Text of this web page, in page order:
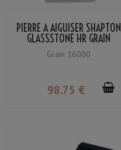
PIERRE À AIGUISER SHAPTON
GLASSSTONE HR GRAIN
#16000
Grain 16000
98.75 €